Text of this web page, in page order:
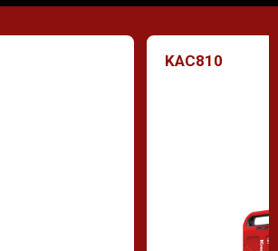
KAC810